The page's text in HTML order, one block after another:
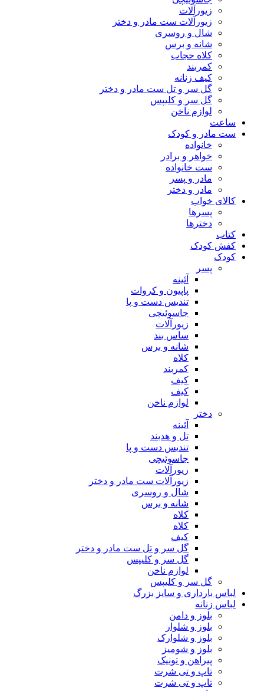
زیورآلات
زیورآلات ست مادر و دختر
شال و روسری
شانه و برس
کلاه حجاب
کمربند
کیف زنانه
گل سر و تل ست مادر و دختر
گل سر و کلیپس
لوازم ناخن
ساعت
ست مادر و کودک
خانواده
خواهر و برادر
ست خانواده
مادر و پسر
مادر و دختر
کالای خواب
پسرها
دخترها
کتاب
کفش کودک
کودک
پسر
آئینه
پاپیون و کروات
تندیس دست و پا
جاسوئیچی
زیورآلات
ساس بند
شانه و برس
کلاه
کمربند
کیف
کیف
لوازم ناخن
دختر
آئینه
تل و هدبند
تندیس دست و پا
جاسوئیچی
زیورآلات
زیورآلات ست مادر و دختر
شال و روسری
شانه و برس
کلاه
کلاه
کیف
گل سر و تل ست مادر و دختر
گل سر و کلیپس
لوازم ناخن
گل سر و کلیپس
لباس بارداری و سایز بزرگ
لباس زنانه
بلوز و دامن
بلوز و شلوار
بلوز و شلوارک
بلوز و شومیز
پیراهن و تونیک
تاپ و تی شرت
تاپ و تی شرت